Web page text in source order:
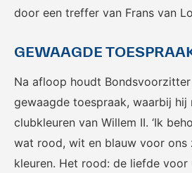
Futsal Euro 2022
voor het EK Futsal 2022.
de
door een treffer van Frans van
GEWAAGDE
Na afloop houdt
gewaagde toespraak, waarbij hij
clubkleuren van Willem II. ‘Ik
wat rood, wit en blauw voor ons
kleuren. Het rood: de liefde voor